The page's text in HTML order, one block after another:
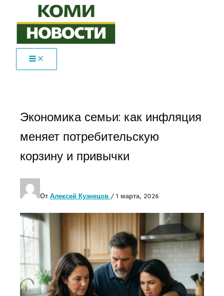
содержимому
Экономика семьи: как инфляция
меняет потребительскую
корзину и привычки
От Алексей Кузнецов / 1 марта, 2026